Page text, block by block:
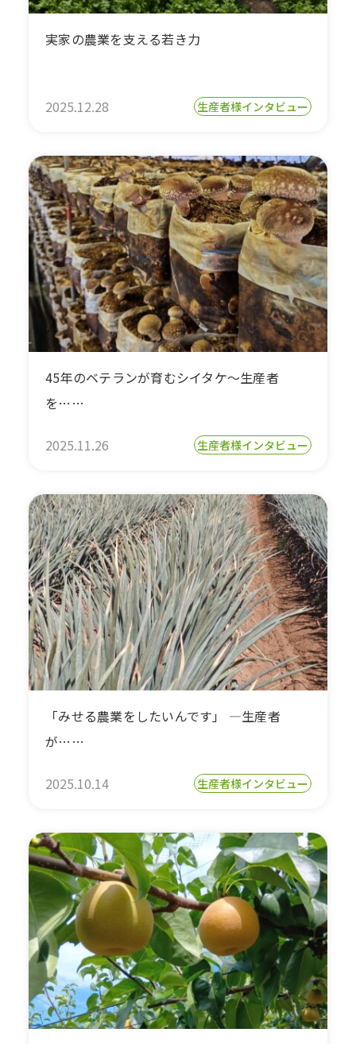
実家の農業を支える若き力
2025.12.28 生産者様インタビュー
45年のベテランが育むシイタケ～生産者
を……
2025.11.26 生産者様インタビュー
「みせる農業をしたいんです」 —生産者
が……
2025.10.14 生産者様インタビュー